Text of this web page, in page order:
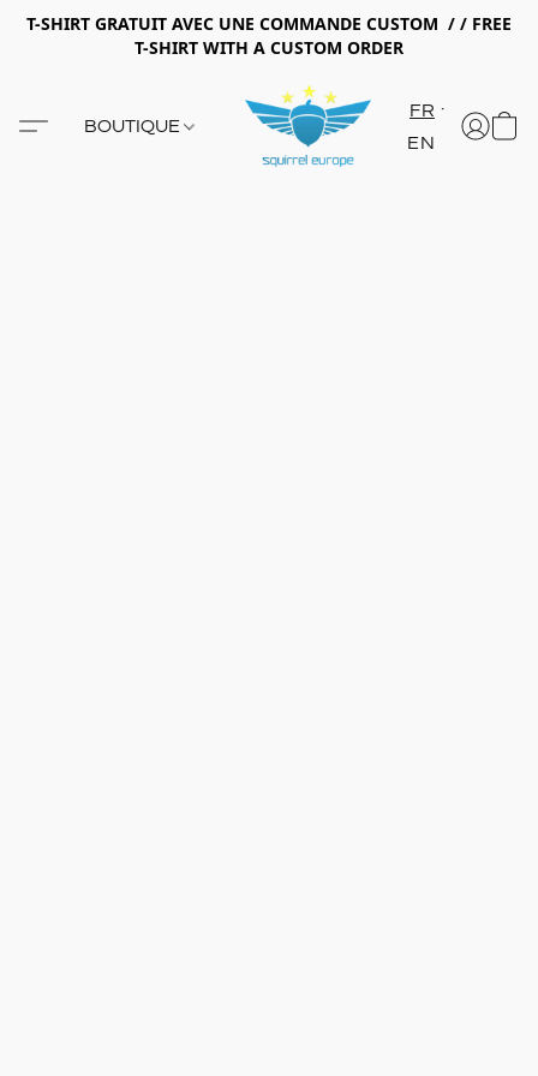
T-SHIRT GRATUIT AVEC UNE COMMANDE CUSTOM / / FREE
T-SHIRT WITH A CUSTOM ORDER
BOUTIQUE
FR
EN